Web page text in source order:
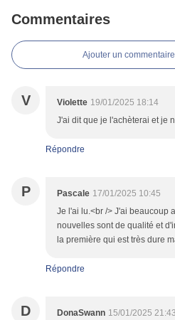
Commentaires
Ajouter un commentaire
V Violette 19/01/2025 18:14
J'ai dit que je l'achèterai et je
Répondre
P Pascale 17/01/2025 10:45
Je l'ai lu.<br /> J'ai beaucoup
nouvelles sont de qualité et
la première qui est très dure
Répondre
D DonaSwann 15/01/2025 21:43